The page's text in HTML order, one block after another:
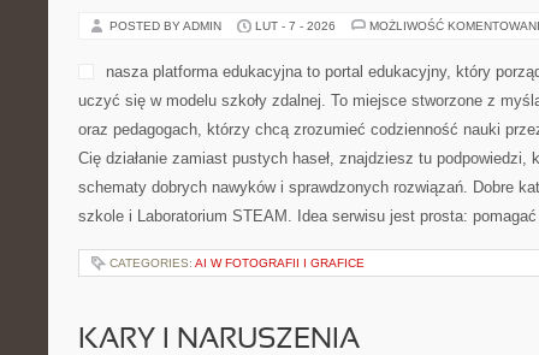
POSTED BY ADMIN LUT - 7 - 2026 MOŻLIWOŚĆ
nasza platforma edukacyjna to portal edukacyjny, który
uczyć się w modelu szkoły zdalnej. To miejsce stworzone z
oraz pedagogach, którzy chcą zrozumieć codzienność nauki
Cię działanie zamiast pustych haseł, znajdziesz tu podpowiedzi,
schematy dobrych nawyków i sprawdzonych rozwiązań. Dobre
szkole i Laboratorium STEAM. Idea serwisu jest prosta:
CATEGORIES: AI W FOTOGRAFII I GRAFICE
KARY I NARUSZENIA